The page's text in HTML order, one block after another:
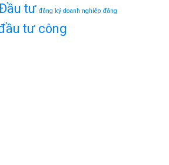
tư đăng ký doanh nghiệp đăng
tư công